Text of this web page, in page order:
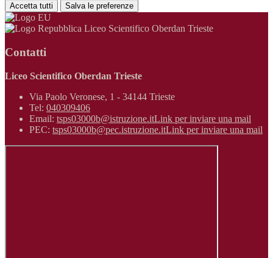
Accetta tutti Salva le preferenze
Liceo Scientifico Oberdan Trieste
Contatti
Liceo Scientifico Oberdan Trieste
Via Paolo Veronese, 1 - 34144 Trieste
Tel: 040309406
Email: tsps03000b@istruzione.itLink per inviare una mail
PEC: tsps03000b@pec.istruzione.itLink per inviare una mail